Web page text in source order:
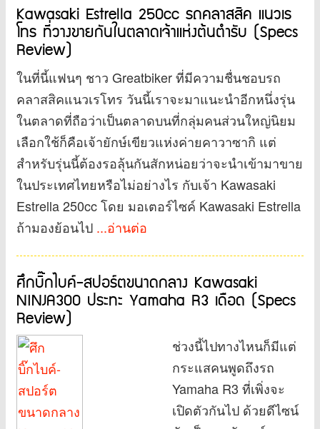
Kawasaki Estrella 250cc รถคลาสสิค แนวเร
โทร ที่วางขายกันในตลาดเจ้าแห่งต้นตำรับ (Specs
Review)
ในที่นี้แฟนๆ ชาว Greatbiker ที่มีความชื่นชอบรถ
คลาสสิคแนวเรโทร วันนี้เราจะมาแนะนำอีกหนึ่งรุ่น
ในตลาดที่ถือว่าเป็นตลาดบนที่กลุ่มคนส่วนใหญ่นิยม
เลือกใช้ก็คือเจ้ายักษ์เขียวแห่งค่ายคาวาซากิ แต่
สำหรับรุ่นนี้ต้องรอลุ้นกันสักหน่อยว่าจะนำเข้ามาขาย
ในประเทศไทยหรือไม่อย่างไร กับเจ้า Kawasaki
Estrella 250cc โดย มอเตอร์ไซค์ Kawasaki Estrella
ถ้ามองย้อนไป ...อ่านต่อ
ศึกบิ๊กไบค์-สปอร์ตขนาดกลาง Kawasaki
NINJA300 ประทะ Yamaha R3 เดือด (Specs
Review)
ช่วงนี้ไปทางไหนก็มีแต่
กระแสคนพูดถึงรถ
Yamaha R3 ที่เพิ่งจะ
เปิดตัวกันไป ด้วยดีไซน์